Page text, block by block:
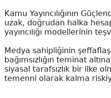
Kamu Yayıncılığının
uzak, doğrudan halka
yayıncılığı modellerinin
Medya sahipliğinin
bağımsızlığın teminat
siyasal tarafsızlık bir ilke
temenni olarak kalma